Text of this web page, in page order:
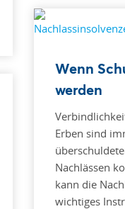
Wenn
werden
Erben sind
Nachlässen
kann die
wichtiges